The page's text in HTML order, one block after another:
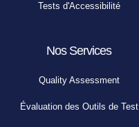
Tests d'Accessibilité
Nos Services
Quality Assessment
Évaluation des Outils de Test